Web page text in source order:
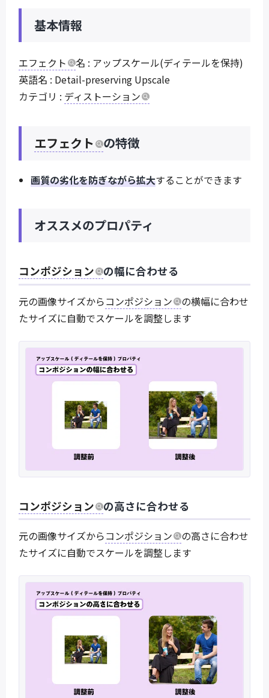
基本情報
エフェクト
名 : アップスケール(ディテールを保持)
英語名 : Detail-preserving Upscale
カテゴリ : ディストーション
エフェクト の特徴
画質の劣化を防ぎながら拡大することができます
オススメのプロパティ
コンポジション の幅に合わせる
元の画像サイズからコンポジション
の横幅に合わせ
たサイズに自動でスケールを調整します
コンポジション の高さに合わせる
元の画像サイズからコンポジション
の高さに合わせ
たサイズに自動でスケールを調整します